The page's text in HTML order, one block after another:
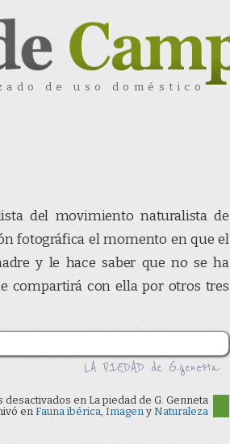
de uso doméstico
del movimiento naturalista de
fotográfica el momento en que el
y le hace saber que no se ha
compartirá con ella por otros tres
LA PIEDAD de G.genetta
desactivados en La piedad de G. Genneta
en Fauna ibérica, Imagen y Naturaleza